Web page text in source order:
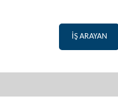
İŞ ARAYAN